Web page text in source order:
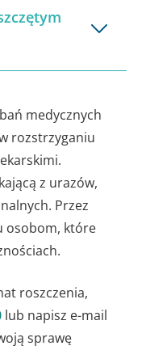
medycznych
rozstrzyganiu
z urazów,
Przez
osobom, które
roszczenia,
lub napisz e-mail
sprawę